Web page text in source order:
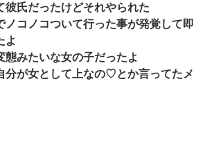
彼氏だったけどそれやられた
ノコノコついて行った事が発覚して即
よ
態みたいな女の子だったよ
分が女として上なの♡とか言ってたメ